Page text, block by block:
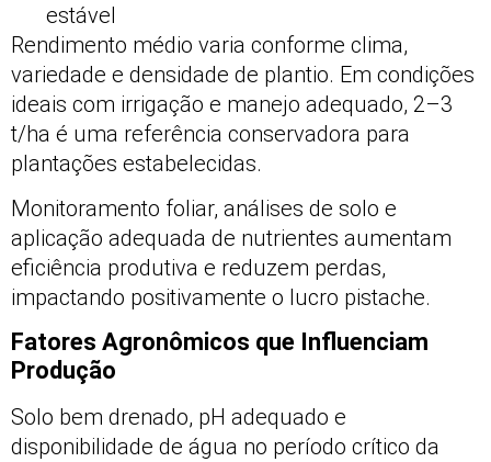
estável
Rendimento médio varia conforme clima,
variedade e densidade de plantio. Em condições
ideais com irrigação e manejo adequado, 2–3
t/ha é uma referência conservadora para
plantações estabelecidas.
Monitoramento foliar, análises de solo e
aplicação adequada de nutrientes aumentam
eficiência produtiva e reduzem perdas,
impactando positivamente o lucro pistache.
Fatores Agronômicos que Influenciam
Produção
Solo bem drenado, pH adequado e
disponibilidade de água no período crítico da